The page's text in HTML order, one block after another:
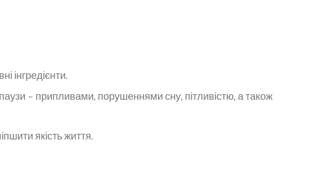
інгредієнти.
– припливами, порушеннями сну, пітливістю, а також
якість життя.